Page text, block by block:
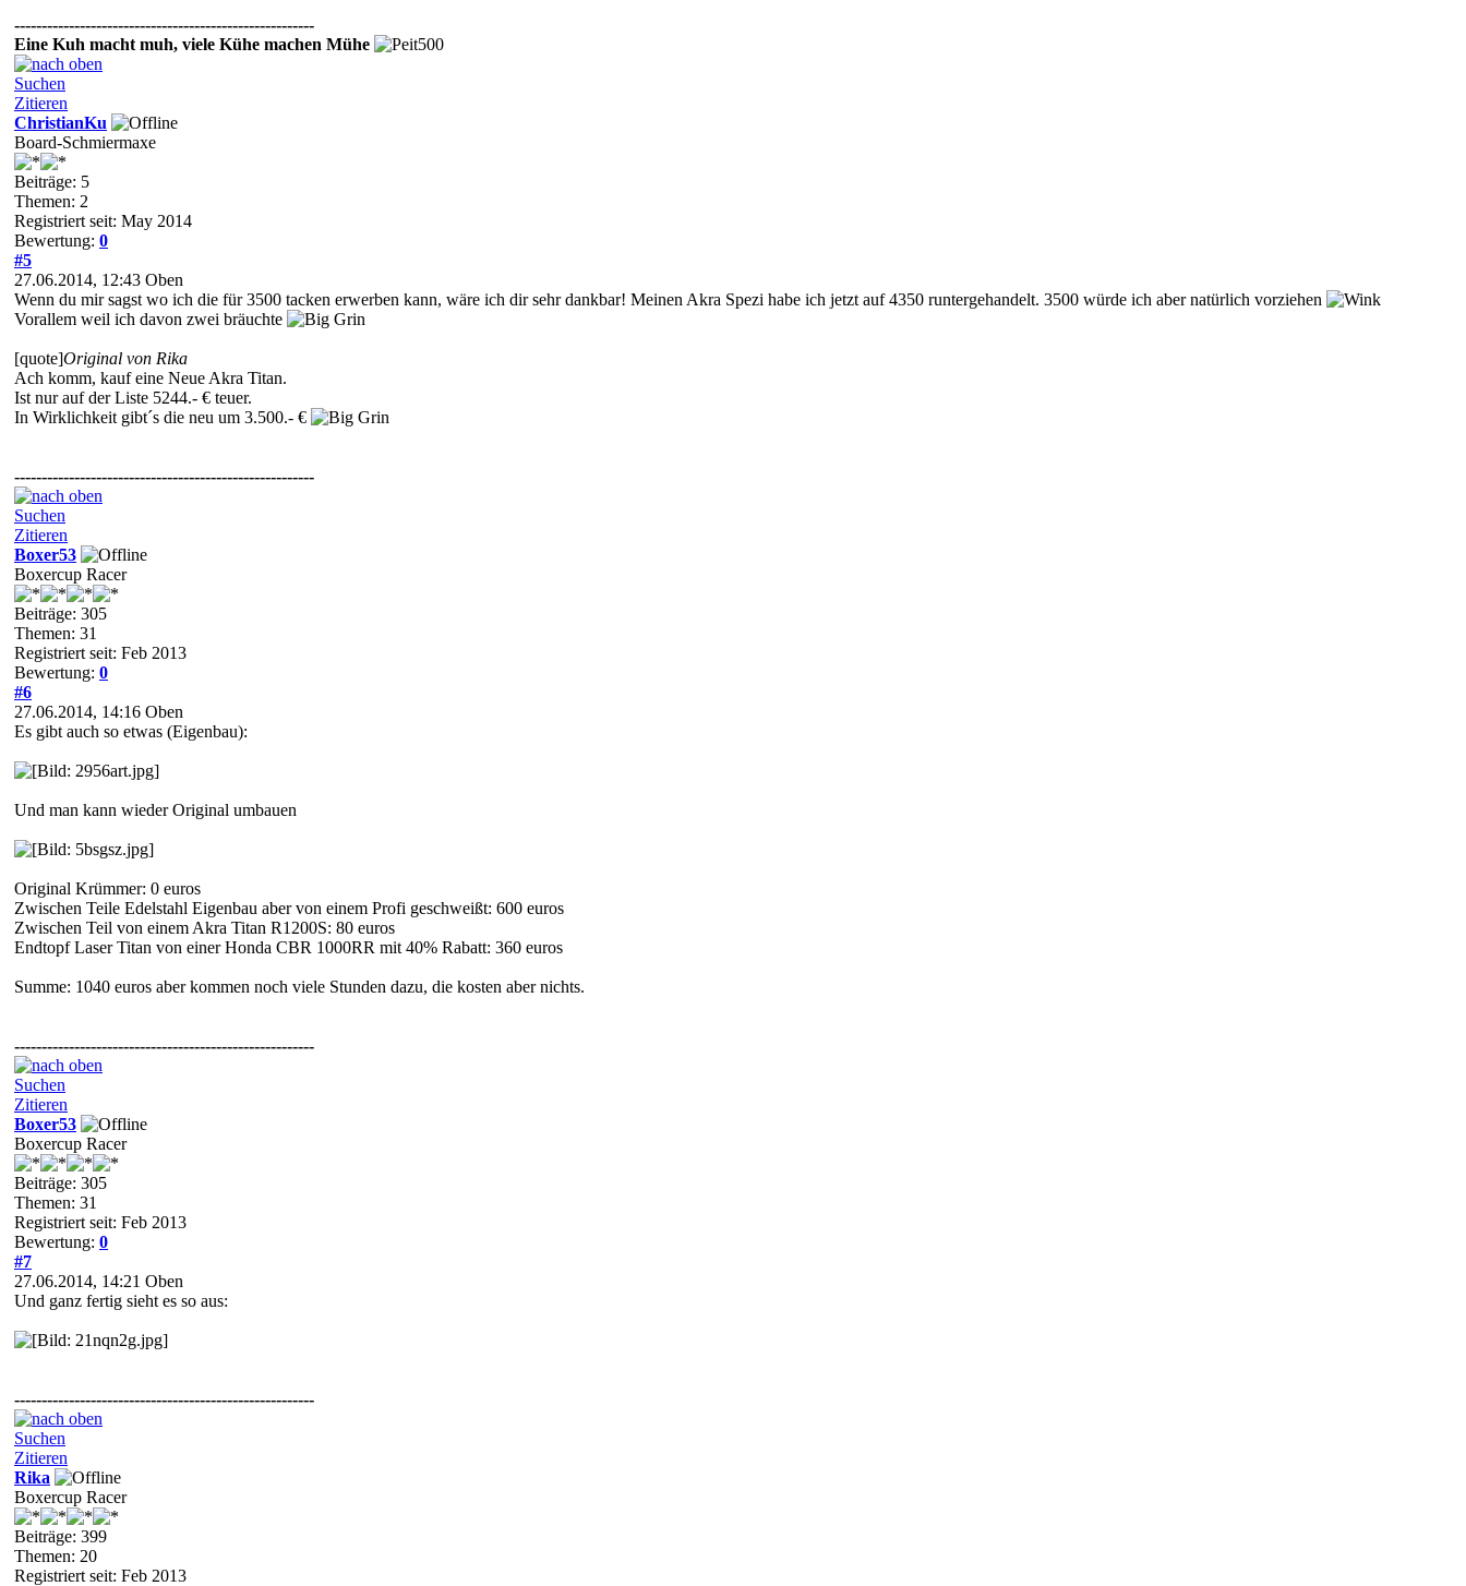
-------------------------------------------------------
Eine Kuh macht muh, viele Kühe machen Mühe
Suchen
Zitieren
ChristianKu
Board-Schmiermaxe
Beiträge: 5
Themen: 2
Registriert seit: May 2014
Bewertung: 0
#5
27.06.2014, 12:43 Oben
Wenn du mir sagst wo ich die für 3500 tacken erwerben kann, wäre ich dir sehr dankbar! Meinen Akra Spezi habe ich jetzt auf 4350 runtergehandelt. 3500 würde ich aber natürlich vorziehen
Vorallem weil ich davon zwei bräuchte
[quote]Original von Rika
Ach komm, kauf eine Neue Akra Titan.
Ist nur auf der Liste 5244.- € teuer.
In Wirklichkeit gibt´s die neu um 3.500.- €
-------------------------------------------------------
Suchen
Zitieren
Boxer53
Boxercup Racer
Beiträge: 305
Themen: 31
Registriert seit: Feb 2013
Bewertung: 0
#6
27.06.2014, 14:16 Oben
Es gibt auch so etwas (Eigenbau):
Und man kann wieder Original umbauen
Original Krümmer: 0 euros
Zwischen Teile Edelstahl Eigenbau aber von einem Profi geschweißt: 600 euros
Zwischen Teil von einem Akra Titan R1200S: 80 euros
Endtopf Laser Titan von einer Honda CBR 1000RR mit 40% Rabatt: 360 euros
Summe: 1040 euros aber kommen noch viele Stunden dazu, die kosten aber nichts.
-------------------------------------------------------
Suchen
Zitieren
Boxer53
Boxercup Racer
Beiträge: 305
Themen: 31
Registriert seit: Feb 2013
Bewertung: 0
#7
27.06.2014, 14:21 Oben
Und ganz fertig sieht es so aus:
-------------------------------------------------------
Suchen
Zitieren
Rika
Boxercup Racer
Beiträge: 399
Themen: 20
Registriert seit: Feb 2013